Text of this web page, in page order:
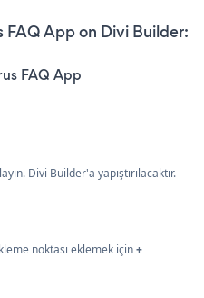
FAQ App on Divi Builder:
FAQ App
Divi Builder'a yapıştırılacaktır.
noktası eklemek için+